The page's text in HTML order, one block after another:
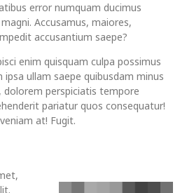
error numquam ducimus
Accusamus, maiores,
accusantium saepe?
enim quisquam culpa possimus
ullam saepe quibusdam minus
perspiciatis tempore
pariatur quos consequatur!
at! Fugit.